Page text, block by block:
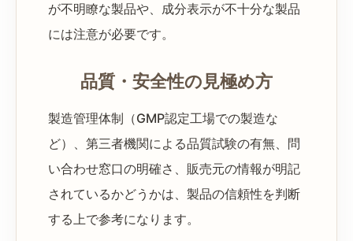
が不明瞭な製品や、成分表示が不十分な製品
には注意が必要です。
品質・安全性の見極め方
製造管理体制（GMP認定工場での製造な
ど）、第三者機関による品質試験の有無、問
い合わせ窓口の明確さ、販売元の情報が明記
されているかどうかは、製品の信頼性を判断
する上で参考になります。